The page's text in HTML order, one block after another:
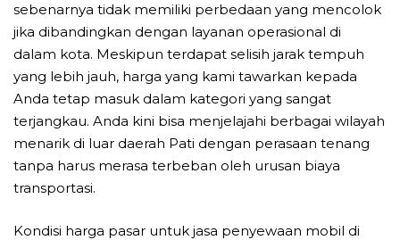
sebenarnya tidak memiliki perbedaan yang mencolok
jika dibandingkan dengan layanan operasional di
dalam kota. Meskipun terdapat selisih jarak tempuh
yang lebih jauh, harga yang kami tawarkan kepada
Anda tetap masuk dalam kategori yang sangat
terjangkau. Anda kini bisa menjelajahi berbagai wilayah
menarik di luar daerah Pati dengan perasaan tenang
tanpa harus merasa terbeban oleh urusan biaya
transportasi.
Kondisi harga pasar untuk jasa penyewaan mobil di